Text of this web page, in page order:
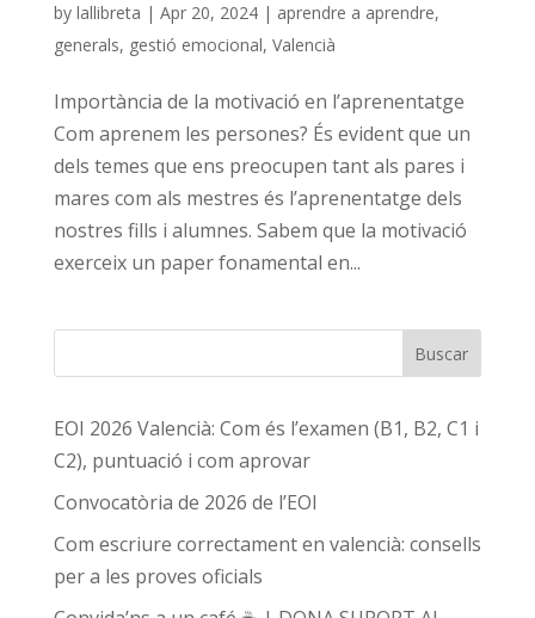
by lallibreta | Apr 20, 2024| aprendre a aprendre,
generals, gestió emocional, Valencià
Importància de la motivació en l’aprenentatge
Com aprenem les persones? És evident que un
dels temes que ens preocupen tant als pares i
mares com als mestres és l’aprenentatge dels
nostres fills i alumnes. Sabem que la motivació
exerceix un paper fonamental en...
Buscar
EOI 2026 Valencià: Com és l’examen (B1, B2, C1 i
C2), puntuació i com aprovar
Convocatòria de 2026 de l’EOI
Com escriure correctament en valencià: consells
per a les proves oficials